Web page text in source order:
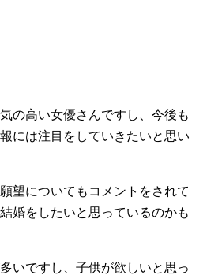
の高い女優さんですし、今後も
には注目をしていきたいと思い
望についてもコメントをされて
婚をしたいと思っているのかも
いですし、子供が欲しいと思っ